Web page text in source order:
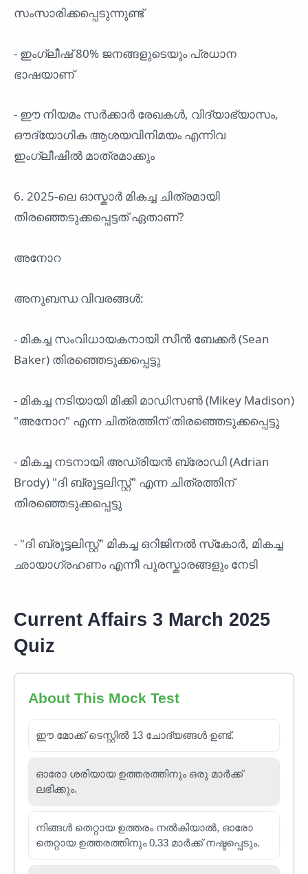
സംസാരിക്കപ്പെടുന്നുണ്ട്
- ഇംഗ്ലീഷ് 80% ജനങ്ങളുടെയും പ്രധാന
ഭാഷയാണ്
- ഈ നിയമം സർക്കാർ രേഖകൾ, വിദ്യാഭ്യാസം,
ഔദ്യോഗിക ആശയവിനിമയം എന്നിവ
ഇംഗ്ലീഷിൽ മാത്രമാക്കും
6. 2025-ലെ ഓസ്കാർ മികച്ച ചിത്രമായി
തിരഞ്ഞെടുക്കപ്പെട്ടത് ഏതാണ്?
അനോറ
അനുബന്ധ വിവരങ്ങൾ:
- മികച്ച സംവിധായകനായി സീൻ ബേക്കർ (Sean
Baker) തിരഞ്ഞെടുക്കപ്പെട്ടു
- മികച്ച നടിയായി മിക്കി മാഡിസൺ (Mikey Madison)
"അനോറ" എന്ന ചിത്രത്തിന് തിരഞ്ഞെടുക്കപ്പെട്ടു
- മികച്ച നടനായി അഡ്രിയൻ ബ്രോഡി (Adrian
Brody) "ദി ബ്രൂട്ടലിസ്റ്റ്" എന്ന ചിത്രത്തിന്
തിരഞ്ഞെടുക്കപ്പെട്ടു
- "ദി ബ്രൂട്ടലിസ്റ്റ്" മികച്ച ഒറിജിനൽ സ്‌കോർ, മികച്ച
ഛായാഗ്രഹണം എന്നീ പുരസ്കാരങ്ങളും നേടി
Current Affairs 3 March 2025
Quiz
About This Mock Test
ഈ മോക്ക് ടെസ്റ്റിൽ 13 ചോദ്യങ്ങൾ ഉണ്ട്.
ഓരോ ശരിയായ ഉത്തരത്തിനും ഒരു മാർക്ക്
ലഭിക്കും.
നിങ്ങൾ തെറ്റായ ഉത്തരം നൽകിയാൽ, ഓരോ
തെറ്റായ ഉത്തരത്തിനും 0.33 മാർക്ക് നഷ്ടപ്പെടും.